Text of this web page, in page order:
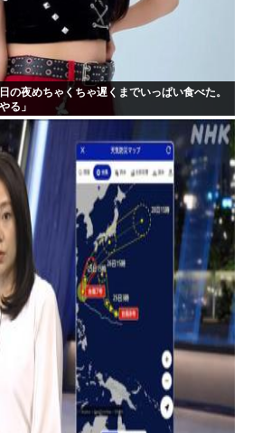
の夜めちゃくちゃ遅くまでいっぱい食べた。
る」